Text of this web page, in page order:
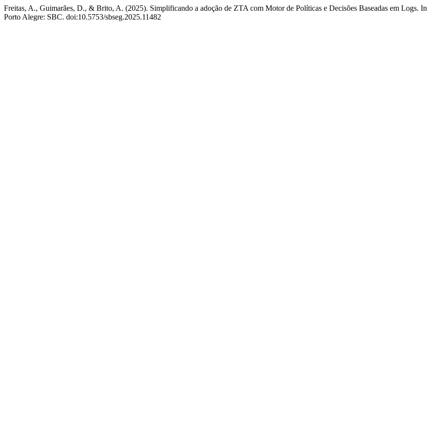
Freitas, A., Guimarães, D., & Brito, A. (2025). Simplificando a adoção de ZTA com Motor de Políticas e Decisões Baseadas em Logs. In
Porto Alegre: SBC. doi:10.5753/sbseg.2025.11482